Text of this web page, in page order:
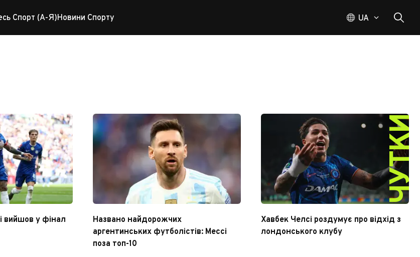
Спорт (А-Я)Новини Спорту UA
вийшов у фінал
Названо найдорожчих
аргентинських футболістів: Мессі
поза топ-10
ЧУТКИ
Хавбек Челсі роздумує про відхід з
лондонського клубу